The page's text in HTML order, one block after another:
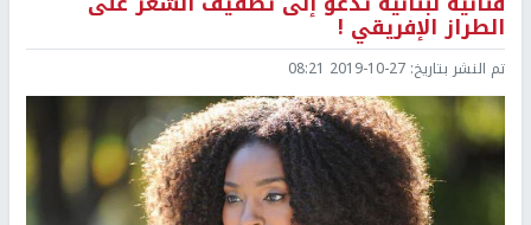
الطراز الإفريقي !
تم النشر بتاريخ: 2019-10-27 08:21